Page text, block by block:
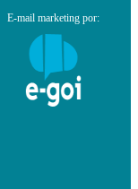
E-mail marketing por: